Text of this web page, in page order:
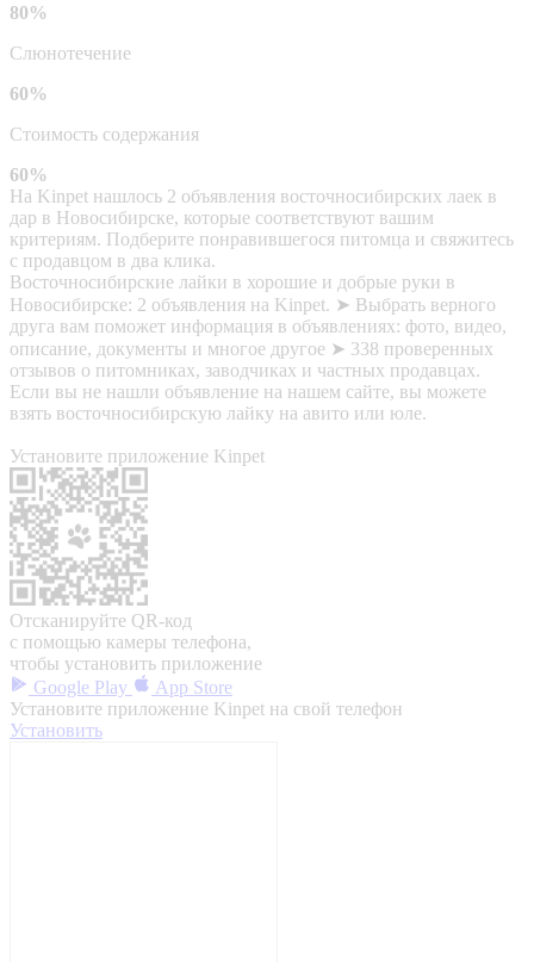
80%
Слюнотечение
60%
Стоимость содержания
60%
На Kinpet нашлось 2 объявления восточносибирских лаек в
дар в Новосибирске, которые соответствуют вашим
критериям. Подберите понравившегося питомца и свяжитесь
с продавцом в два клика.
Восточносибирские лайки в хорошие и добрые руки в
Новосибирске: 2 объявления на Kinpet. ➤ Выбрать верного
друга вам поможет информация в объявлениях: фото, видео,
описание, документы и многое другое ➤ 338 проверенных
отзывов о питомниках, заводчиках и частных продавцах.
Если вы не нашли объявление на нашем сайте, вы можете
взять восточносибирскую лайку на авито или юле.
Установите приложение Kinpet
Отсканируйте QR-код
с помощью камеры телефона,
чтобы установить приложение
Google Play
App Store
Установите приложение Kinpet на свой телефон
Установить